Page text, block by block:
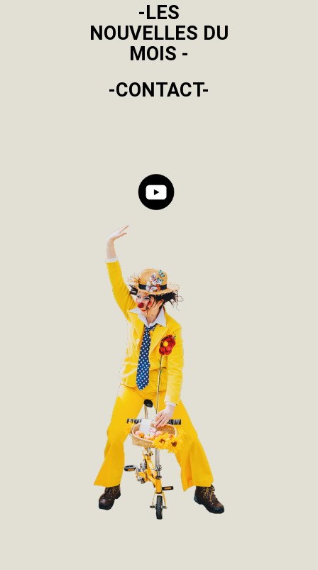
-LES
NOUVELLES DU
MOIS -
-CONTACT-